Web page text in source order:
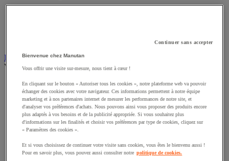
Instrument de mesure
Voir toute la catégorie
Balance industrielle
Compteur et compteur-métreur
Dynamomètre
Équipement optique
Instrument de mesure de laboratoire
Mesure de distance
Mesure de l'environnement
Mesure d'électricité
Continuer sans accepter
Bienvenue chez Manutan
Vous offrir une visite sur-mesure, nous tient à cœur !
En cliquant sur le bouton « Autoriser tous les cookies », notre plateforme web va pouvoir
échanger des cookies avec votre navigateur. Ces informations permettent à notre équipe
marketing et à nos partenaires internet de mesurer les performances de notre site, et
d'analyser vos préférences d'achats. Nous pouvons ainsi vous proposer des produits encore
plus adaptés à vos besoins et de la publicité appropriée. Si vous souhaitez plus
d'informations sur les finalités et choisir vos préférences par type de cookies, cliquez sur
« Paramètres des cookies ».
Et si vous choisissez de continuer votre visite sans cookies, vous êtes le bienvenu aussi !
Pour en savoir plus, vous pouvez aussi consulter notre politique de cookies.